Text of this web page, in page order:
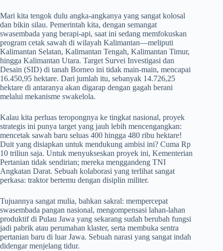
Mari kita tengok dulu angka-angkanya yang sangat kolosal
dan bikin silau. Pemerintah kita, dengan semangat
swasembada yang berapi-api, saat ini sedang memfokuskan
program cetak sawah di wilayah Kalimantan—meliputi
Kalimantan Selatan, Kalimantan Tengah, Kalimantan Timur,
hingga Kalimantan Utara. Target Survei Investigasi dan
Desain (SID) di tanah Borneo ini tidak main-main, mencapai
16.450,95 hektare. Dari jumlah itu, sebanyak 14.726,25
hektare di antaranya akan digarap dengan gagah berani
melalui mekanisme swakelola.
Kalau kita perluas teropongnya ke tingkat nasional, proyek
strategis ini punya target yang jauh lebih mencengangkan:
mencetak sawah baru seluas 400 hingga 480 ribu hektare!
Duit yang disiapkan untuk mendukung ambisi ini? Cuma Rp
10 triliun saja. Untuk menyukseskan proyek ini, Kementerian
Pertanian tidak sendirian; mereka menggandeng TNI
Angkatan Darat. Sebuah kolaborasi yang terlihat sangat
perkasa: traktor bertemu dengan disiplin militer.
Tujuannya sangat mulia, bahkan sakral: mempercepat
swasembada pangan nasional, mengompensasi lahan-lahan
produktif di Pulau Jawa yang sekarang sudah berubah fungsi
jadi pabrik atau perumahan klaster, serta membuka sentra
pertanian baru di luar Jawa. Sebuah narasi yang sangat indah
didengar menjelang tidur.